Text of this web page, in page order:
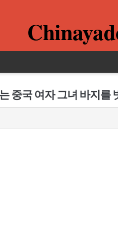
중국 여자 그녀 바지를